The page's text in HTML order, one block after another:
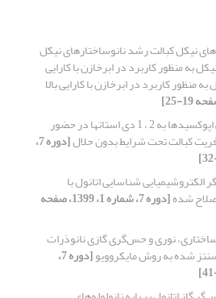
نیکل کبالت رشد نانوساختارهای نیکل
به منظور کاربرد در ابرخازن با کارایی
منظور کاربرد در ابرخازن با کارایی بالا
تبدیل تک ظرفی اپوکسیدها به 2 ، 1 دی استاتها در حضور
کبالت تحت شرایط بدون حلال [دوره 7،
شناسایی اتانول با
شده [دوره 7، شماره 1، 1399، صفحه
نوری و حس‌گری گازی نانوذرات
شده به روش مایکروویو [دوره 7،